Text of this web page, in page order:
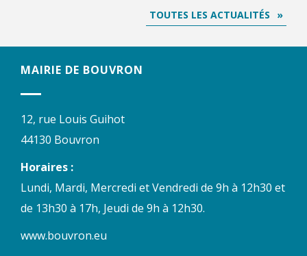
TOUTES LES ACTUALITÉS
MAIRIE DE BOUVRON
12, rue Louis Guihot
44130 Bouvron
Horaires :
Lundi, Mardi, Mercredi et Vendredi de 9h à 12h30 et
de 13h30 à 17h, Jeudi de 9h à 12h30.
www.bouvron.eu